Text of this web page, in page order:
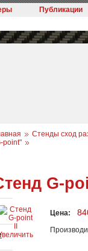
Публикации
Стенды сход
point"
G-
Цена: